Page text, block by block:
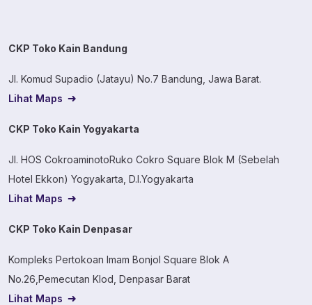
CKP Toko Kain Bandung
Jl. Komud Supadio (Jatayu) No.7 Bandung, Jawa Barat.
Lihat Maps
CKP Toko Kain Yogyakarta
Jl. HOS CokroaminotoRuko Cokro Square Blok M (Sebelah
Hotel Ekkon) Yogyakarta, D.I.Yogyakarta
Lihat Maps
CKP Toko Kain Denpasar
Kompleks Pertokoan Imam Bonjol Square Blok A
No.26,Pemecutan Klod, Denpasar Barat
Lihat Maps